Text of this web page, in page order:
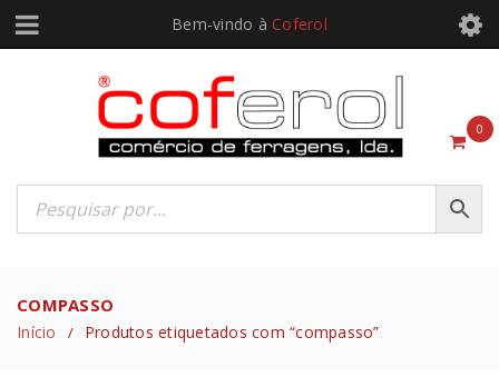
Bem-vindo à Coferol
0
COMPASSO
Início / Produtos etiquetados com “compasso”